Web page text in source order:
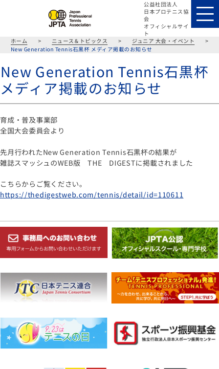
公益社団法人
日本プロテニス協
会
オフィシャルサイ
ト
ホーム
> ニュース＆トピックス > ジュニア 大会・イベント
>
New Generation Tennis石黒杯 メディア掲載のお知らせ
New Generation Tennis石黒杯
メディア掲載のお知らせ
育成・普及事業部
全国大会委員会より
先月行われたNew Generation Tennis石黒杯の結果が
雑誌スマッシュのWEB版 THE DIGESTに掲載されました
こちらからご覧ください。
https://thedigestweb.com/tennis/detail/id=110611
稿
ナ
ョ